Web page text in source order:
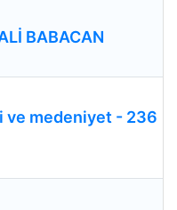
BABACAN
ve medeniyet - 236